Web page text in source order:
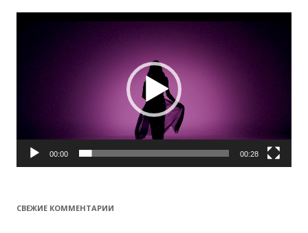
Видеоплеер
00:00 00:28
СВЕЖИЕ КОММЕНТАРИИ